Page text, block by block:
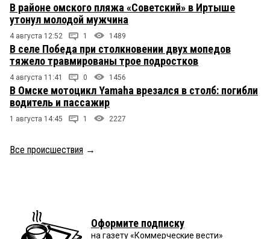
В районе омского пляжа «Советский» в Иртыше
утонул молодой мужчина
4 августа 12:52 1 1489
В селе Победа при столкновении двух мопедов
тяжело травмированы трое подростков
4 августа 11:41 0 1456
В Омске мотоцикл Yamaha врезался в столб: погибли
водитель и пассажир
1 августа 14:45 1 2227
Все происшествия →
Оформите подписку
на газету «Коммерческие вести»